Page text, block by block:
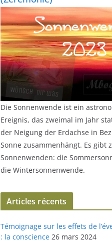
Die Sonnenwende ist ein
Ereignis, das zweimal im Jahr
der Neigung der Erdachse in
Sonne zusammenhängt. Es gibt
Sonnenwenden: die
die Wintersonnenwende.
Articles récents
Témoignage sur les effets de
: la conscience 26 mars 2024